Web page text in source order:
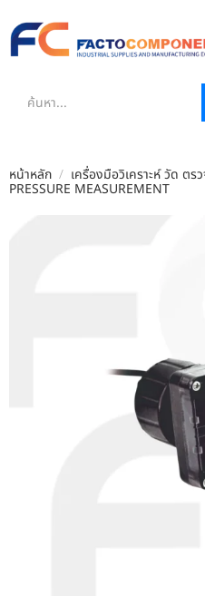
หน้าหลัก / เครื่องมือวิเคราะห์ วัด ต
PRESSURE MEASUREMENT